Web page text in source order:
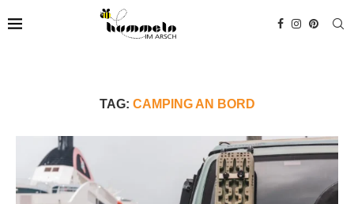
TAG: CAMPING AN BORD